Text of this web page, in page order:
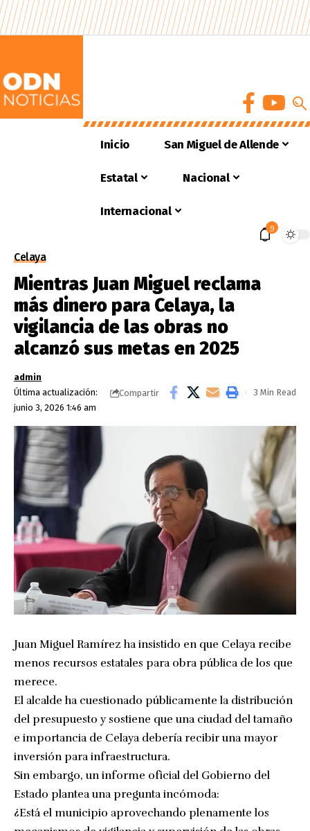
Inicio San Miguel de Allende
Estatal Nacional
Internacional
9
Celaya
Mientras Juan Miguel reclama
más dinero para Celaya, la
vigilancia de las obras no
alcanzó sus metas en 2025
Última actualización:
junio 3, 2026 1:46 am
admin
Compartir
3 Min Read
Juan Miguel Ramírez ha insistido en que Celaya recibe
menos recursos estatales para obra pública de los que
merece.
El alcalde ha cuestionado públicamente la distribución
del presupuesto y sostiene que una ciudad del tamaño
e importancia de Celaya debería recibir una mayor
inversión para infraestructura.
Sin embargo, un informe oficial del Gobierno del
Estado plantea una pregunta incómoda:
¿Está el municipio aprovechando plenamente los